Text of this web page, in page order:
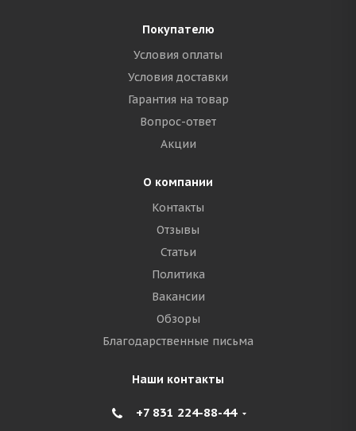
Покупателю
Условия оплаты
Условия доставки
Гарантия на товар
Вопрос-ответ
Акции
О компании
Контакты
Отзывы
Статьи
Политика
Вакансии
Обзоры
Благодарственные письма
Наши контакты
+7 831 224-88-44